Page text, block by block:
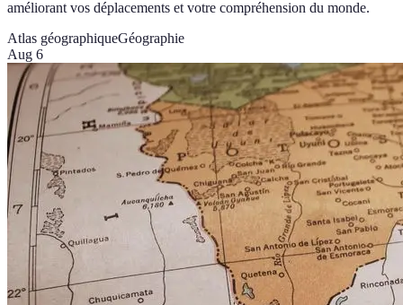
améliorant vos déplacements et votre compréhension du monde.
Atlas géographiqueGéographie
Aug 6